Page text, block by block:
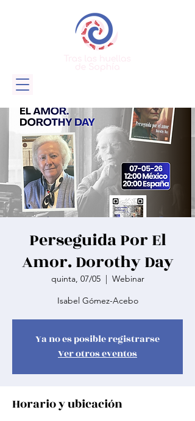
Perseguida Por El
Amor. Dorothy Day
quinta, 07/05
  |
Webinar
Isabel Gómez-Acebo
Ya no es posible registrarse
Ver otros eventos
Horario y ubicación